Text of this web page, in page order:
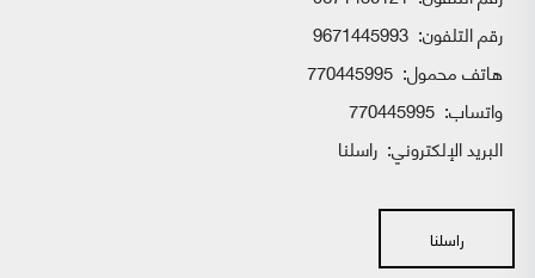
رقم التلفون: 9671445993
هاتف محمول: 770445995
واتساب:
البريد الإلكتروني: راسلنا
راسلنا